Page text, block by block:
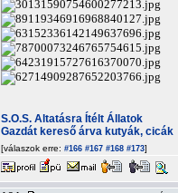
S.O.S. Altatásra Ítélt Állatok
Gazdát kereső árva kutyák, cicák
[válaszok erre: #166 #167 #168 #173]